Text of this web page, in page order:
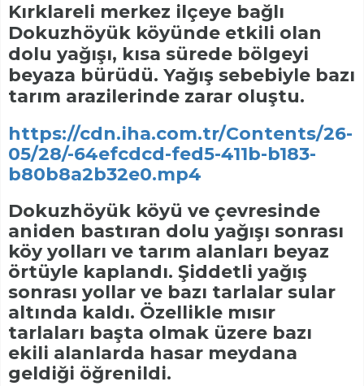
Kırklareli merkez ilçeye bağlı
Dokuzhöyük köyünde etkili olan
dolu yağışı, kısa sürede bölgeyi
beyaza bürüdü. Yağış sebebiyle bazı
tarım arazilerinde zarar oluştu.
https://cdn.iha.com.tr/Contents/26-
05/28/-64efcdcd-fed5-411b-b183-
b80b8a2b32e0.mp4
Dokuzhöyük köyü ve çevresinde
aniden bastıran dolu yağışı sonrası
köy yolları ve tarım alanları beyaz
örtüyle kaplandı. Şiddetli yağış
sonrası yollar ve bazı tarlalar sular
altında kaldı. Özellikle mısır
tarlaları başta olmak üzere bazı
ekili alanlarda hasar meydana
geldiği öğrenildi.